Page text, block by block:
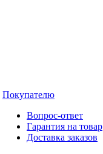
Покупателю
Вопрос-ответ
Гарантия на товар
Доставка заказов